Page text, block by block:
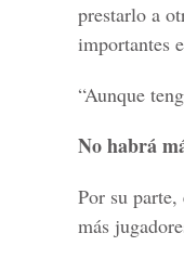
prestarlo a
importantes
“Aunque
No habrá
Por su
más